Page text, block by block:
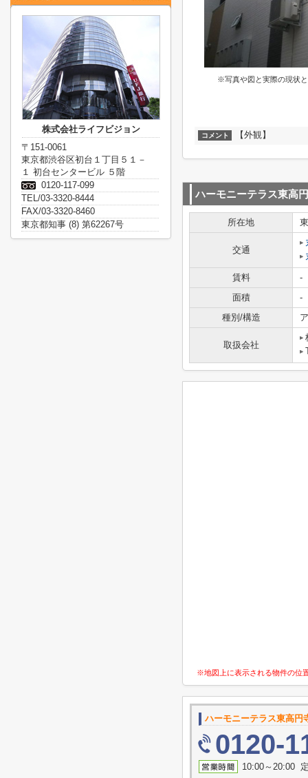
※写真や図と実際の現状
コメント 【外観】
ハーモニーテラス東高
所在地
交通
賃料
-
面積
-
種別/構造
取扱会社
※地図上に表示される物件の位
ハーモニーテラス東高
0120-
10:00～20:00
株式会社ライフビジョン
〒151-0061
東京都渋谷区初台１丁目５１－
１ 初台センタービル ５階
0120-117-099
TEL/03-3320-8444
FAX/03-3320-8460
東京都知事 (8) 第62267号